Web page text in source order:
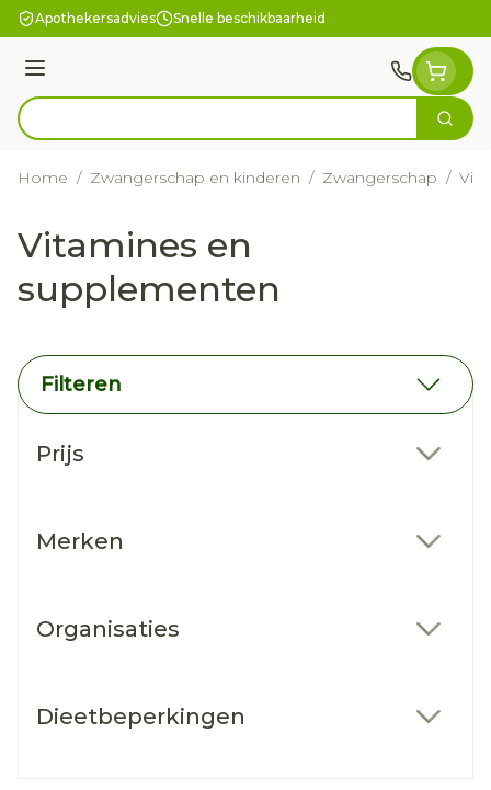
Ga naar de inhoud
Apothekersadvies Snelle beschikbaarheid
Menu
Product, merk, categorie... Zoek
Home / Zwangerschap en kinderen / Zwangerschap /
Vitamines en
supplementen
Filteren
Prijs
Merken
Organisaties
Dieetbeperkingen